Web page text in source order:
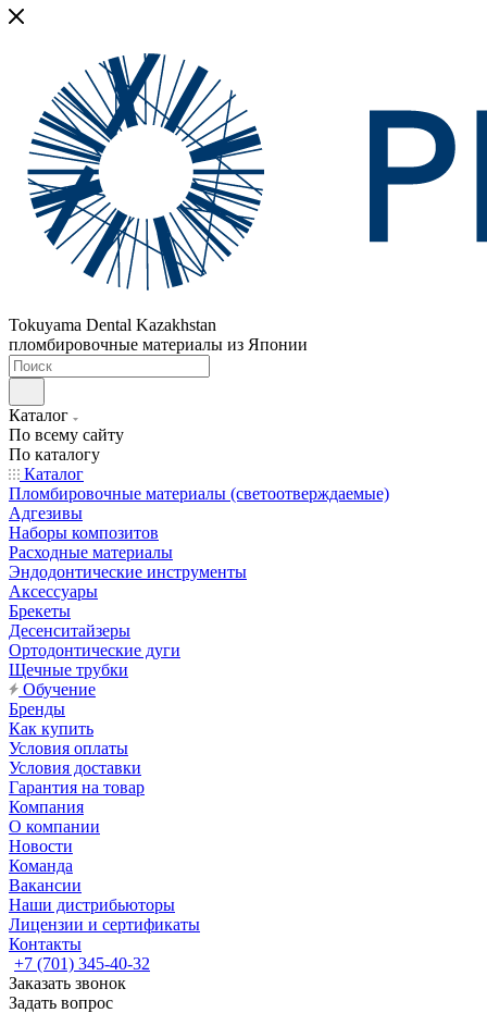
Tokuyama Dental Kazakhstan
пломбировочные материалы из Японии
Каталог
По всему сайту
По каталогу
Каталог
Пломбировочные материалы (светоотверждаемые)
Адгезивы
Наборы композитов
Расходные материалы
Эндодонтические инструменты
Аксессуары
Брекеты
Десенситайзеры
Ортодонтические дуги
Щечные трубки
Обучение
Бренды
Как купить
Условия оплаты
Условия доставки
Гарантия на товар
Компания
О компании
Новости
Команда
Вакансии
Наши дистрибьюторы
Лицензии и сертификаты
Контакты
+7 (701) 345-40-32
Заказать звонок
Задать вопрос